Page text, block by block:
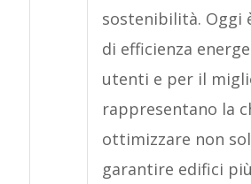
sostenibilità. Oggi
di efficienza
utenti e per il
rappresentano la
ottimizzare non
garantire edifici